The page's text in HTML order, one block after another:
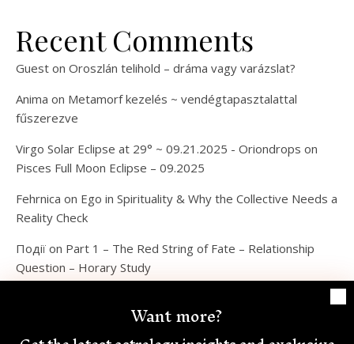
Want more?
Recent Comments
Guest on Oroszlán telihold – dráma vagy varázslat?
Anima on Metamorf kezelés ~ vendégtapasztalattal
fűszerezve
Virgo Solar Eclipse at 29° ~ 09.21.2025 - Oriondrops on
Pisces Full Moon Eclipse – 09.2025
Fehrnica on Ego in Spirituality & Why the Collective Needs a
Reality Check
Події on Part 1 – The Red String of Fate – Relationship
Question – Horary Study